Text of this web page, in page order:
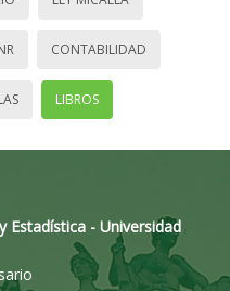
CONTABILIDAD
LIBROS
Estadística - Universidad